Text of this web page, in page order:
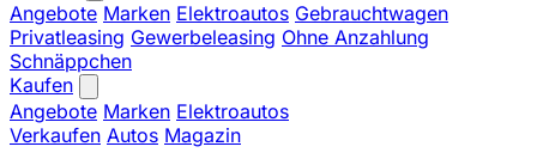
Angebote Marken Elektroautos Gebrauchtwagen
Privatleasing Gewerbeleasing Ohne Anzahlung
Schnäppchen
Kaufen
Angebote Marken Elektroautos
Verkaufen Autos Magazin